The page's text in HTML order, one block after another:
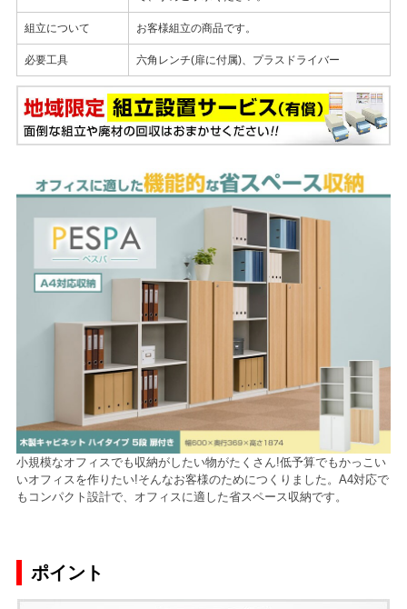
組立について お客様組立の商品です。
必要工具 六角レンチ(扉に付属)、プラスドライバー
小規模なオフィスでも収納がしたい物がたくさん!低予算でもかっこい
いオフィスを作りたい!そんなお客様のためにつくりました。A4対応で
もコンパクト設計で、オフィスに適した省スペース収納です。
ポイント